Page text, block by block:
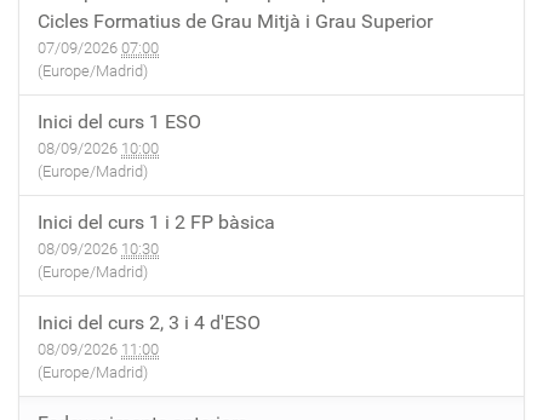
Cicles Formatius de Grau Mitjà i Grau Superior
07/09/2026 07:00
(Europe/Madrid)
Inici del curs 1 ESO
08/09/2026 10:00
(Europe/Madrid)
Inici del curs 1 i 2 FP bàsica
08/09/2026 10:30
(Europe/Madrid)
Inici del curs 2, 3 i 4 d'ESO
08/09/2026 11:00
(Europe/Madrid)